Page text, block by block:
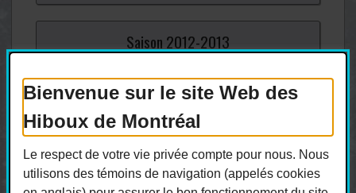
Bienvenue sur le site Web des
Hiboux de Montréal
Le respect de votre vie privée compte pour nous. Nous
utilisons des témoins de navigation (appelés cookies
Saison 2012-2013
Saison2011-2012
Saison2010-2011